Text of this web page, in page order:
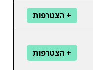
+ הצטרפות
+ הצטרפות